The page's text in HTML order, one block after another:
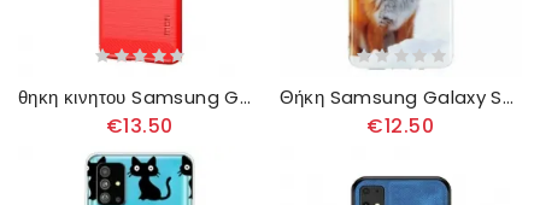
θηκη κινητου Samsung Galaxy S20 Plus / S20 Plus 5G Mofi Brushed Carbon Fiber
€13.50
Θήκη Samsung Galaxy S20 Plus / S20 Plus 5G Fluorescent Fox
€12.50